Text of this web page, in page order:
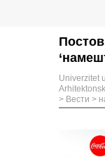
Univerzitet
> Вести >